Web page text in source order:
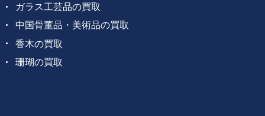
ガラス工芸品の買取
中国骨董品・美術品の買取
香木の買取
珊瑚の買取